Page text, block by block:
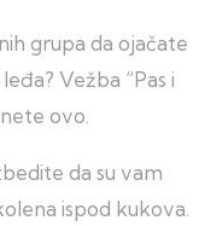
grupa da ojačate
Vežba “Pas i
ovo.
da su vam
ispod kukova.